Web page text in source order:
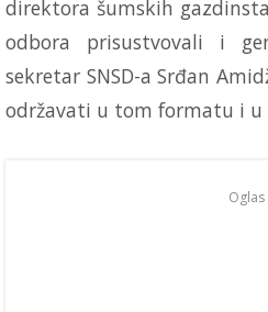
direktora šumskih
odbora prisustvovali i
sekretar SNSD-a Srđan
održavati u tom formatu i u
Oglas